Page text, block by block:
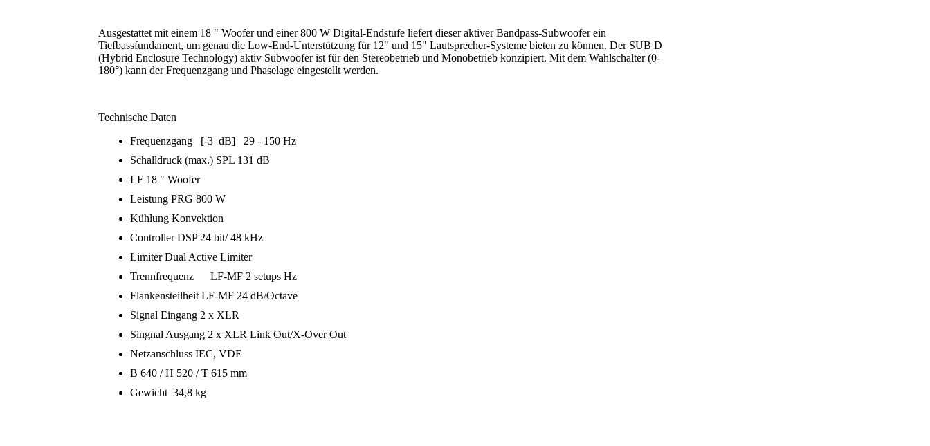
Ausgestattet mit einem 18 " Woofer und einer 800 W Digital-Endstufe liefert dieser aktiver Bandpass-Subwoofer ein
Tiefbassfundament, um genau die Low-End-Unterstützung für 12" und 15" Lautsprecher-Systeme bieten zu können. Der SUB D
(Hybrid Enclosure Technology) aktiv Subwoofer ist für den Stereobetrieb und Monobetrieb konzipiert. Mit dem Wahlschalter (0-
180°) kann der Frequenzgang und Phaselage eingestellt werden.
Technische Daten
Frequenzgang [-3 dB] 29 - 150 Hz
Schalldruck (max.) SPL 131 dB
LF 18 " Woofer
Leistung PRG 800 W
Kühlung Konvektion
Controller DSP 24 bit/ 48 kHz
Limiter Dual Active Limiter
Trennfrequenz LF-MF 2 setups Hz
Flankensteilheit LF-MF 24 dB/Octave
Signal Eingang 2 x XLR
Singnal Ausgang 2 x XLR Link Out/X-Over Out
Netzanschluss IEC, VDE
B 640 / H 520 / T 615 mm
Gewicht 34,8 kg